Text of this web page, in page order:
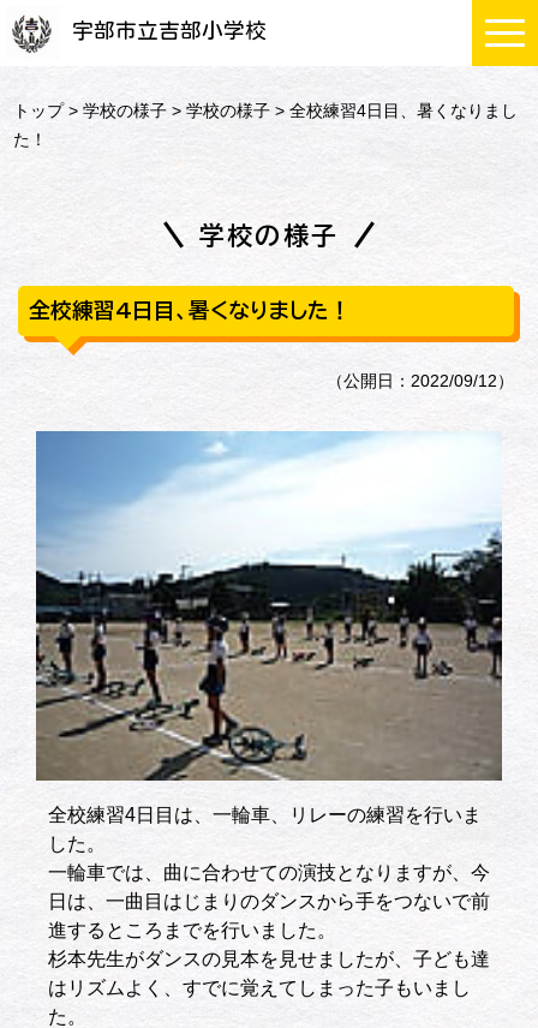
宇部市立吉部小学校
トップ>学校の様子 >学校の様子 > 全校練習4日目、暑くなりまし
た！
学校の様子
全校練習4日目、暑くなりました！
（公開日：2022/09/12）
全校練習4日目は、一輪車、リレーの練習を行いま
した。
一輪車では、曲に合わせての演技となりますが、今
日は、一曲目はじまりのダンスから手をつないで前
進するところまでを行いました。
杉本先生がダンスの見本を見せましたが、子ども達
はリズムよく、すでに覚えてしまった子もいまし
た。